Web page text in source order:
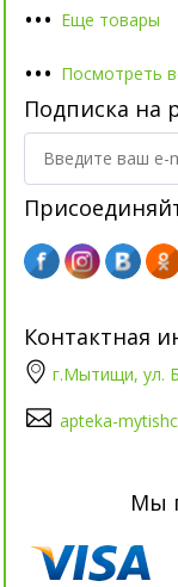
••• Еще товары
••• Посмотреть
Подписка на
Контактная
г.Мытищи, ул.
apteka-
Мы